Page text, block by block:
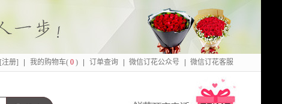
[注册] 我的购物车( 0 ) 订单查询 微信订花公众号 微信订花客服